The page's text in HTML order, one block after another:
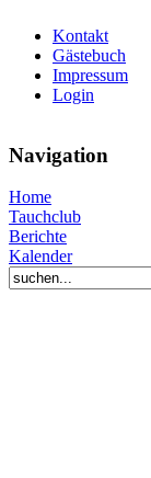
Kontakt
Gästebuch
Impressum
Login
Navigation
Home
Tauchclub
Berichte
Kalender